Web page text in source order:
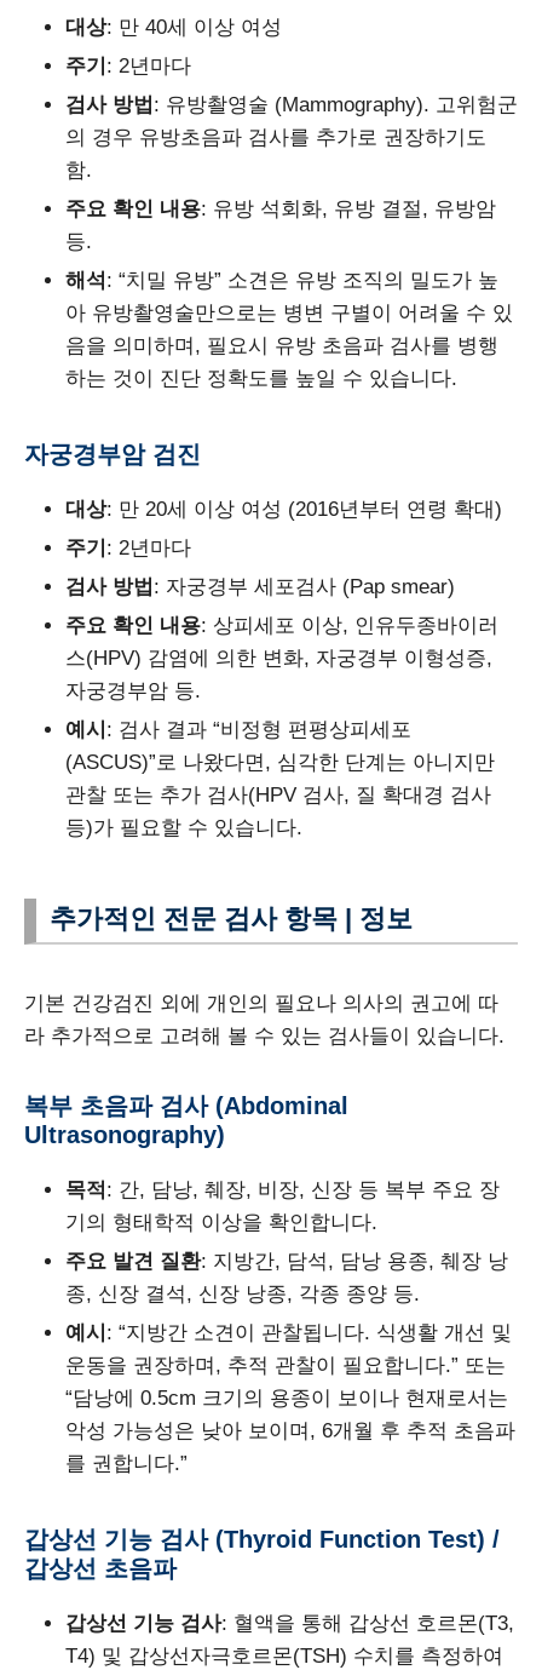
대상: 만 40세 이상 여성
주기 : 2년마다
검사 방법 : 유방촬영술 (Mammography). 고위험군
의 경우 유방초음파 검사를 추가로 권장하기도
함.
주요 확인 내용: 유방 석회화, 유방 결절, 유방암
등.
해석 : “치밀 유방” 소견은 유방 조직의 밀도가 높
아 유방촬영술만으로는 병변 구별이 어려울 수 있
음을 의미하며, 필요시 유방 초음파 검사를 병행
하는 것이 진단 정확도를 높일 수 있습니다.
자궁경부암 검진
대상: 만 20세 이상 여성 (2016년부터 연령 확대)
주기 : 2년마다
검사 방법 : 자궁경부 세포검사 (Pap smear)
주요 확인 내용: 상피세포 이상, 인유두종바이러
스(HPV) 감염에 의한 변화, 자궁경부 이형성증,
자궁경부암 등.
예시 : 검사 결과 “비정형 편평상피세포
(ASCUS)”로 나왔다면, 심각한 단계는 아니지만
관찰 또는 추가 검사(HPV 검사, 질 확대경 검사
등)가 필요할 수 있습니다.
추가적인 전문 검사 항목 | 정보
기본 건강검진 외에 개인의 필요나 의사의 권고에 따
라 추가적으로 고려해 볼 수 있는 검사들이 있습니다.
복부 초음파 검사 (Abdominal
Ultrasonography)
목적 : 간, 담낭, 췌장, 비장, 신장 등 복부 주요 장
기의 형태학적 이상을 확인합니다.
주요 발견 질환: 지방간, 담석, 담낭 용종, 췌장 낭
종, 신장 결석, 신장 낭종, 각종 종양 등.
예시 : “지방간 소견이 관찰됩니다. 식생활 개선 및
운동을 권장하며, 추적 관찰이 필요합니다.” 또는
“담낭에 0.5cm 크기의 용종이 보이나 현재로서는
악성 가능성은 낮아 보이며, 6개월 후 추적 초음파
를 권합니다.”
갑상선 기능 검사 (Thyroid Function Test) /
갑상선 초음파
갑상선 기능 검사: 혈액을 통해 갑상선 호르몬(T3,
T4) 및 갑상선자극호르몬(TSH) 수치를 측정하여